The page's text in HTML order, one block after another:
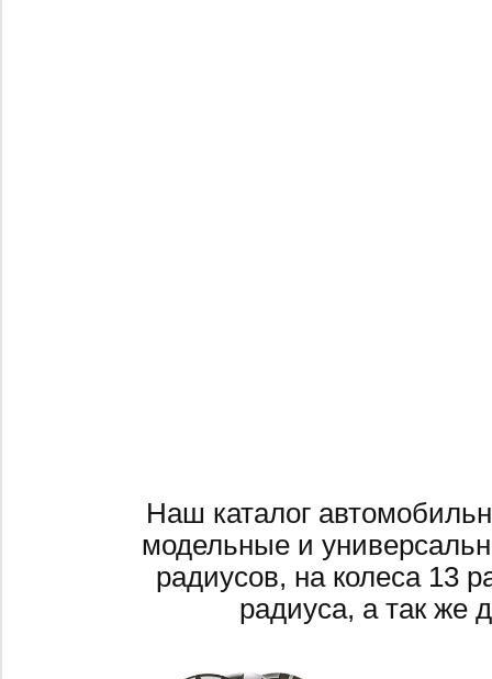
Наш каталог
модельные и
радиусов, на колеса 13
радиуса, а так же